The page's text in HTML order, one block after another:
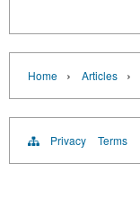
Home › Articles ›
Privacy Terms